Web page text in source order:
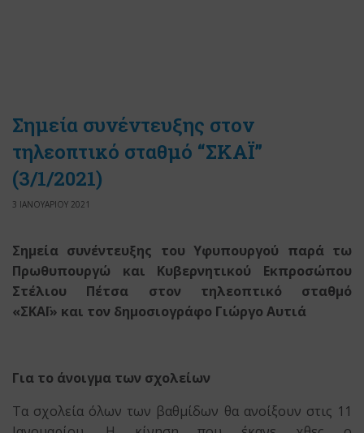
Σημεία συνέντευξης στον
τηλεοπτικό σταθμό “ΣΚΑΪ”
(3/1/2021)
3 ΙΑΝΟΥΑΡΙΟΥ 2021
Σημεία συνέντευξης του Υφυπουργού παρά τω
Πρωθυπουργώ και Κυβερνητικού Εκπροσώπου
Στέλιου Πέτσα στον τηλεοπτικό σταθμό
«ΣΚΑΪ» και τον δημοσιογράφο Γιώργο Αυτιά
Για το άνοιγμα των σχολείων
Τα σχολεία όλων των βαθμίδων θα ανοίξουν στις 11